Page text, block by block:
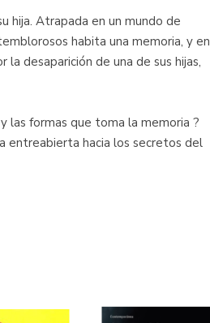
hija. Atrapada en un mundo de
habita una memoria, y en
desaparición de una de sus hijas,
las formas que toma la memoria ?
entreabierta hacia los secretos del